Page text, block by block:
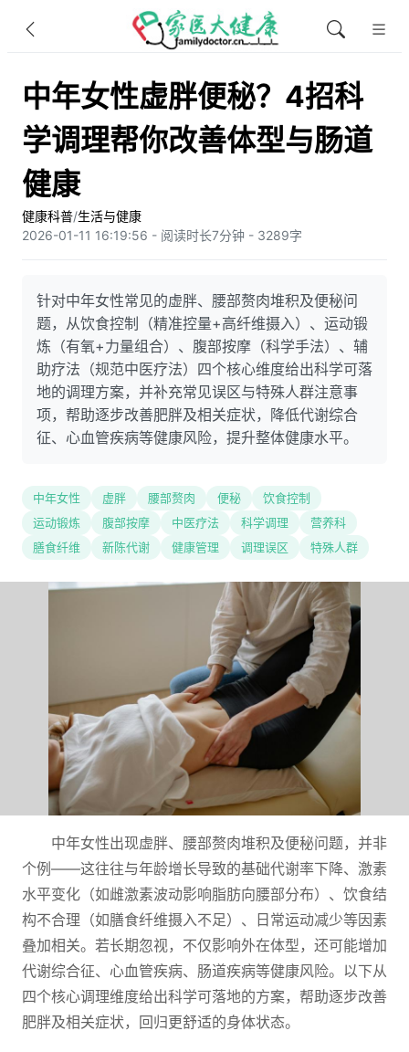
中年女性虚胖便秘？4招科
学调理帮你改善体型与肠道
健康
健康科普/生活与健康
2026-01-11 16:19:56 - 阅读时长7分钟 - 3289字
针对中年女性常见的虚胖、腰部赘肉堆积及便秘问
题，从饮食控制（精准控量+高纤维摄入）、运动锻
炼（有氧+力量组合）、腹部按摩（科学手法）、辅
助疗法（规范中医疗法）四个核心维度给出科学可落
地的调理方案，并补充常见误区与特殊人群注意事
项，帮助逐步改善肥胖及相关症状，降低代谢综合
征、心血管疾病等健康风险，提升整体健康水平。
中年女性 虚胖 腰部赘肉 便秘
饮食控制
运动锻炼
腹部按摩 中医疗法 科学调理
营养科
膳食纤维
新陈代谢 健康管理 调理误区 特殊人群
中年女性出现虚胖、腰部赘肉堆积及便秘问题，并非
个例——这往往与年龄增长导致的基础代谢率下降、激素
水平变化（如雌激素波动影响脂肪向腰部分布）、饮食结
构不合理（如膳食纤维摄入不足）、日常运动减少等因素
叠加相关。若长期忽视，不仅影响外在体型，还可能增加
代谢综合征、心血管疾病、肠道疾病等健康风险。以下从
四个核心调理维度给出科学可落地的方案，帮助逐步改善
肥胖及相关症状，回归更舒适的身体状态。